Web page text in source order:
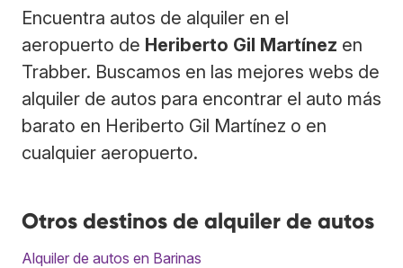
Encuentra autos de alquiler en el
aeropuerto de Heriberto Gil Martínez en
Trabber. Buscamos en las mejores webs de
alquiler de autos para encontrar el auto más
barato en Heriberto Gil Martínez o en
cualquier aeropuerto.
Otros destinos de alquiler de autos
Alquiler de autos en Barinas